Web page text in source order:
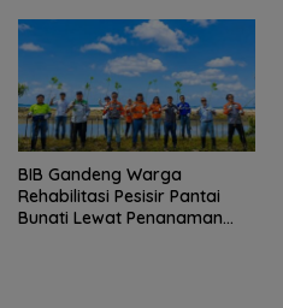
BIB Gandeng Warga
Rehabilitasi Pesisir Pantai
Bunati Lewat Penanaman